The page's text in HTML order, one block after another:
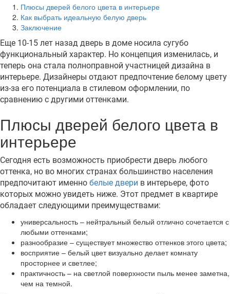
Плюсы дверей белого цвета в интерьере
Как выбрать идеальную белую дверь
Заключение
Еще 10-15 лет назад дверь в доме носила сугубо
функциональный характер. Но концепция изменилась, и
теперь она стала полноправной участницей дизайна в
интерьере. Дизайнеры отдают предпочтение белому цвету
из-за его потенциала в стилевом оформлении, по
сравнению с другими оттенками.
Плюсы дверей белого цвета в
интерьере
Сегодня есть возможность приобрести дверь любого
оттенка, но во многих странах большинство населения
предпочитают именно белые двери в интерьере, фото
которых можно увидеть ниже. Этот предмет в квартире
обладает следующими преимуществами:
универсальность – нейтральный белый отлично сочетается с
любыми оттенками;
разнообразие – существует множество оттенков этого цвета;
восприятие – белый цвет визуально делает комнату
просторнее и светлее;
практичность – на светлой поверхности пыль менее заметна,
чем на темной.